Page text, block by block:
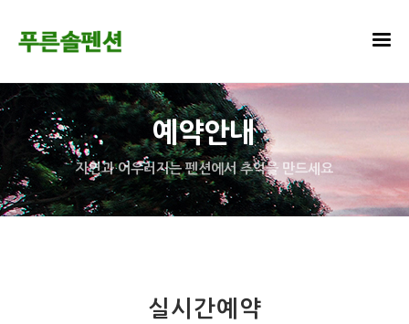
예약안내
자연과 어우러지는 펜션에서 추억을 만드세요
실시간예약